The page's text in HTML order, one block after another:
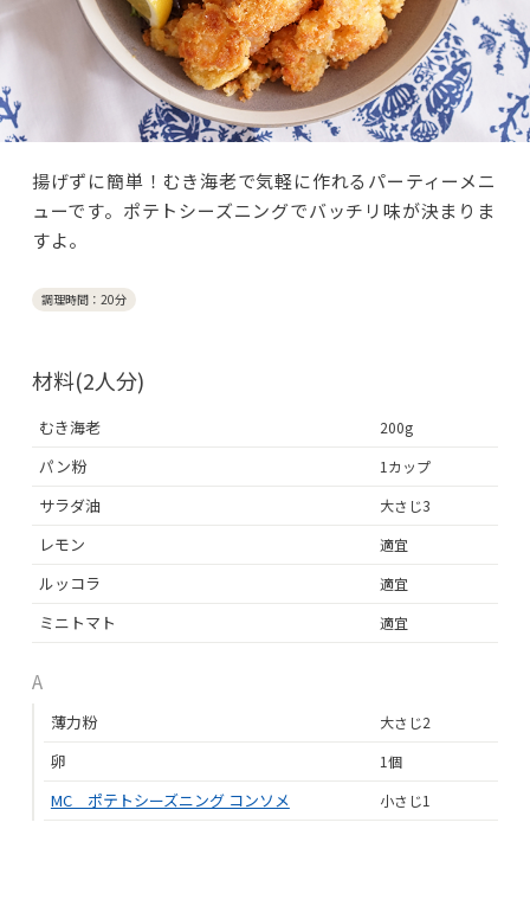
揚げずに簡単！むき海老で気軽に作れるパーティーメニ
ューです。ポテトシーズニングでバッチリ味が決まりま
すよ。
調理時間：20分
材料(2人分)
むき海老 200g
パン粉 1カップ
サラダ油 大さじ3
レモン 適宜
ルッコラ 適宜
ミニトマト 適宜
A
薄力粉 大さじ2
卵 1個
MC ポテトシーズニング コンソメ 小さじ1